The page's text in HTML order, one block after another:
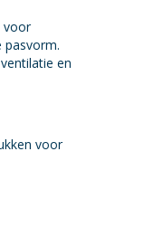
voor
pasvorm.
en
voor